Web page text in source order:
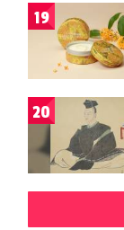
19
20